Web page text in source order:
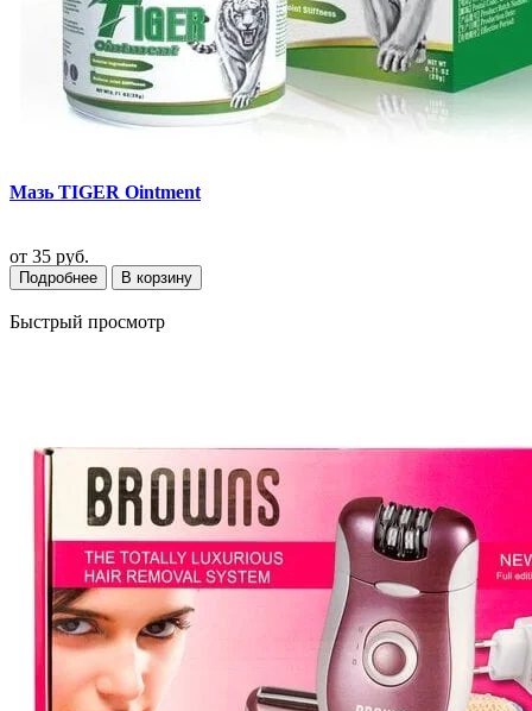
Мазь TIGER Ointment
от 35 руб.
Подробнее В корзину
Быстрый просмотр